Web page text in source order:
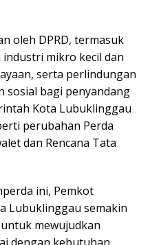
oleh DPRD, termasuk
mikro kecil dan
serta perlindungan
sosial bagi penyandang
Kota Lubuklinggau
perubahan Perda
dan Rencana Tata
ini, Pemkot
Lubuklinggau semakin
mewujudkan
dengan kebutuhan